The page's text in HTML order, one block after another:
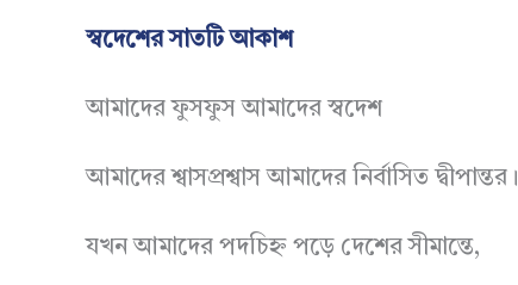
স্বদেশের সাতটি আকাশ
আমাদের ফুসফুস আমাদের স্বদেশ
আমাদের শ্বাসপ্রশ্বাস আমাদের নির্বাসিত দ্বীপান্তর।
যখন আমাদের পদচিহ্ন পড়ে দেশের সীমান্তে,